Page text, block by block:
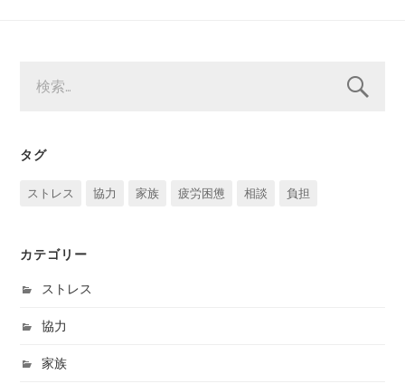
索:
タグ
ストレス 協力 家族 疲労困憊 相談 負担
カテゴリー
ストレス
協力
家族